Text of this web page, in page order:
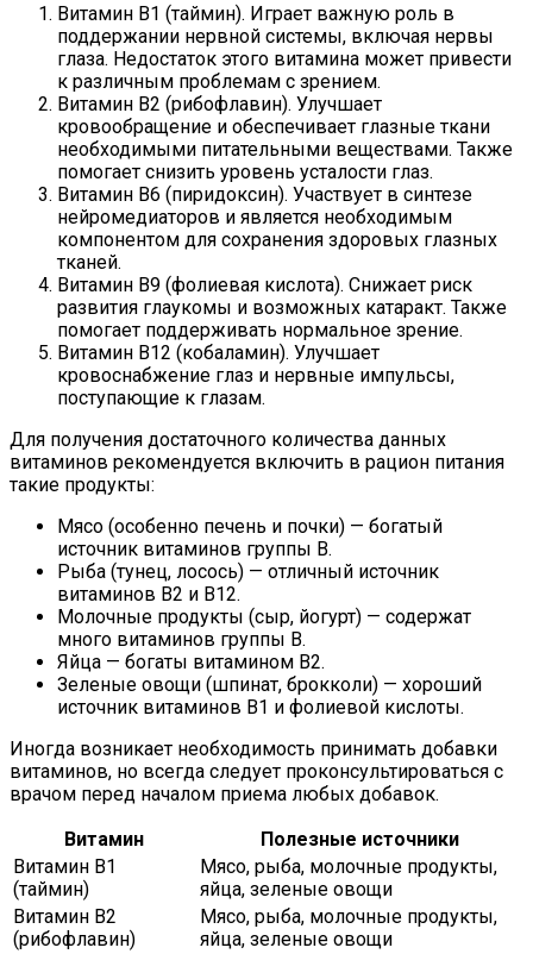
Витамин В1 (таймин). Играет важную роль в
поддержании нервной системы, включая нервы
глаза. Недостаток этого витамина может привести
к различным проблемам с зрением.
Витамин В2 (рибофлавин). Улучшает
кровообращение и обеспечивает глазные ткани
необходимыми питательными веществами. Также
помогает снизить уровень усталости глаз.
Витамин В6 (пиридоксин). Участвует в синтезе
нейромедиаторов и является необходимым
компонентом для сохранения здоровых глазных
тканей.
Витамин В9 (фолиевая кислота). Снижает риск
развития глаукомы и возможных катаракт. Также
помогает поддерживать нормальное зрение.
Витамин В12 (кобаламин). Улучшает
кровоснабжение глаз и нервные импульсы,
поступающие к глазам.
Для получения достаточного количества данных
витаминов рекомендуется включить в рацион питания
такие продукты:
Мясо (особенно печень и почки) — богатый
источник витаминов группы В.
Рыба (тунец, лосось) — отличный источник
витаминов В2 и В12.
Молочные продукты (сыр, йогурт) — содержат
много витаминов группы В.
Яйца — богаты витамином В2.
Зеленые овощи (шпинат, брокколи) — хороший
источник витаминов В1 и фолиевой кислоты.
Иногда возникает необходимость принимать добавки
витаминов, но всегда следует проконсультироваться с
врачом перед началом приема любых добавок.
Витамин
Полезные источники
Витамин В1
(таймин)
Мясо, рыба, молочные продукты,
яйца, зеленые овощи
Витамин В2
(рибофлавин)
Мясо, рыба, молочные продукты,
яйца, зеленые овощи